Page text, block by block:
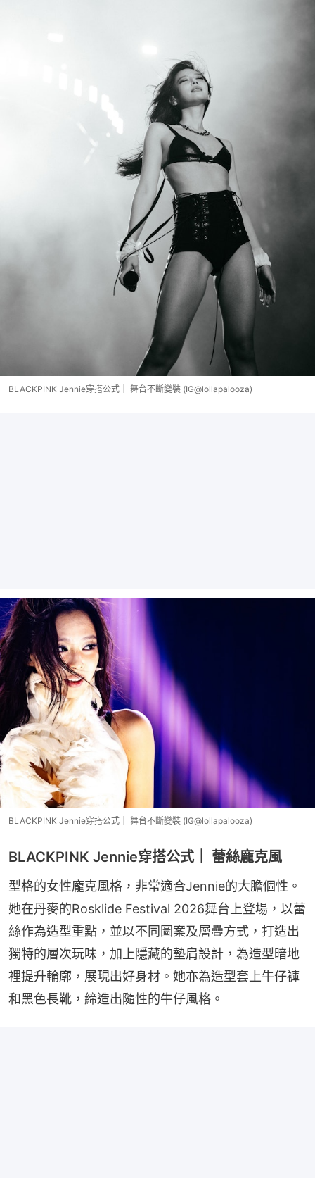
BLACKPINK Jennie穿搭公式｜ 舞台不斷變裝 (IG@lollapalooza)
BLACKPINK Jennie穿搭公式｜ 舞台不斷變裝 (IG@lollapalooza)
BLACKPINK Jennie穿搭公式｜ 蕾絲龐克風
型格的女性龐克風格，非常適合Jennie的大膽個性。
她在丹麥的Rosklide Festival 2026舞台上登場，以蕾
絲作為造型重點，並以不同圖案及層疊方式，打造出
獨特的層次玩味，加上隱藏的墊肩設計，為造型暗地
裡提升輪廓，展現出好身材。她亦為造型套上牛仔褲
和黑色長靴，締造出隨性的牛仔風格。